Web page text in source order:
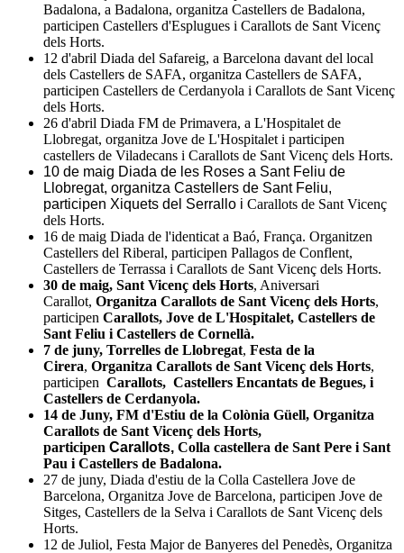
Badalona, a Badalona, organitza Castellers de Badalona,
participen Castellers d'Esplugues i Carallots de Sant Vicenç
dels Horts.
12 d'abril Diada del Safareig, a Barcelona davant del local
dels Castellers de SAFA, organitza Castellers de SAFA,
participen Castellers de Cerdanyola i Carallots de Sant Vicenç
dels Horts.
26 d'abril Diada FM de Primavera, a L'Hospitalet de
Llobregat, organitza Jove de L'Hospitalet i participen
castellers de Viladecans i Carallots de Sant Vicenç dels Horts.
10 de maig Diada de les Roses a Sant Feliu de
Llobregat, organitza Castellers de Sant Feliu,
participen Xiquets del Serrallo i Carallots de Sant Vicenç
dels Horts.
16 de maig Diada de l'identicat a Baó, França. Organitzen
Castellers del Riberal, participen Pallagos de Conflent,
Castellers de Terrassa i Carallots de Sant Vicenç dels Horts.
30 de maig, Sant Vicenç dels Horts, Aniversari
Carallot, Organitza Carallots de Sant Vicenç dels Horts,
participen Carallots, Jove de L'Hospitalet, Castellers de
Sant Feliu i Castellers de Cornellà.
7 de juny, Torrelles de Llobregat, Festa de la
Cirera, Organitza Carallots de Sant Vicenç dels Horts,
participen Carallots, Castellers Encantats de Begues, i
Castellers de Cerdanyola.
14 de Juny, FM d'Estiu de la Colònia Güell, Organitza
Carallots de Sant Vicenç dels Horts,
participen Carallots, Colla castellera de Sant Pere i Sant
Pau i Castellers de Badalona.
27 de juny, Diada d'estiu de la Colla Castellera Jove de
Barcelona, Organitza Jove de Barcelona, participen Jove de
Sitges, Castellers de la Selva i Carallots de Sant Vicenç dels
Horts.
12 de Juliol, Festa Major de Banyeres del Penedès, Organitza